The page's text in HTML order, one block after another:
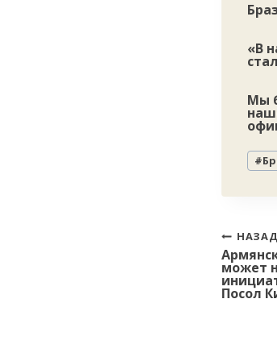
«В
Мы
#
по
НАЗАД
может
Посол